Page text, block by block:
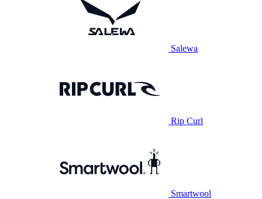
Salewa
Rip Curl
Smartwool